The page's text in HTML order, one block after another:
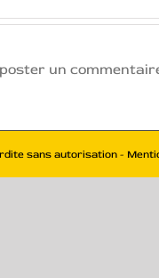
un
sans autorisation -